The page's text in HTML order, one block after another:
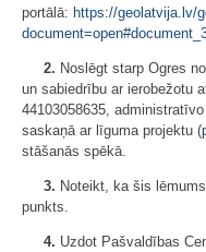
portālā: https://geolatvija.lv/
2. Noslēgt starp Ogres
un sabiedrību ar ierobežotu
44103058635,
saskaņā ar līguma projektu (
stāšanās spēkā.
3. Noteikt, ka šis
punkts.
4. Uzdot Pašvaldības